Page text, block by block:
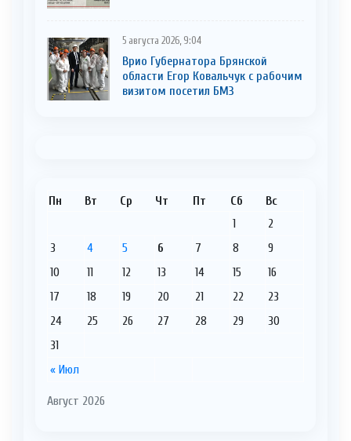
5 августа 2026, 9:04
Врио Губернатора Брянской
области Егор Ковальчук с рабочим
визитом посетил БМЗ
Август 2026
Пн Вт Ср Чт Пт Сб Вс
« Июл
1
2
3
4 5 6 7 8
9
10
11 12 13 14 15
16
17
18 19 20 21 22
23
24
25 26 27 28 29
30
31